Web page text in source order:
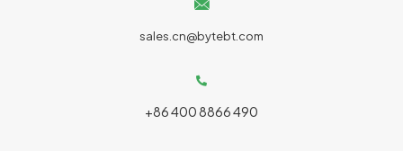
sales.cn@bytebt.com
+86 400 8866 490